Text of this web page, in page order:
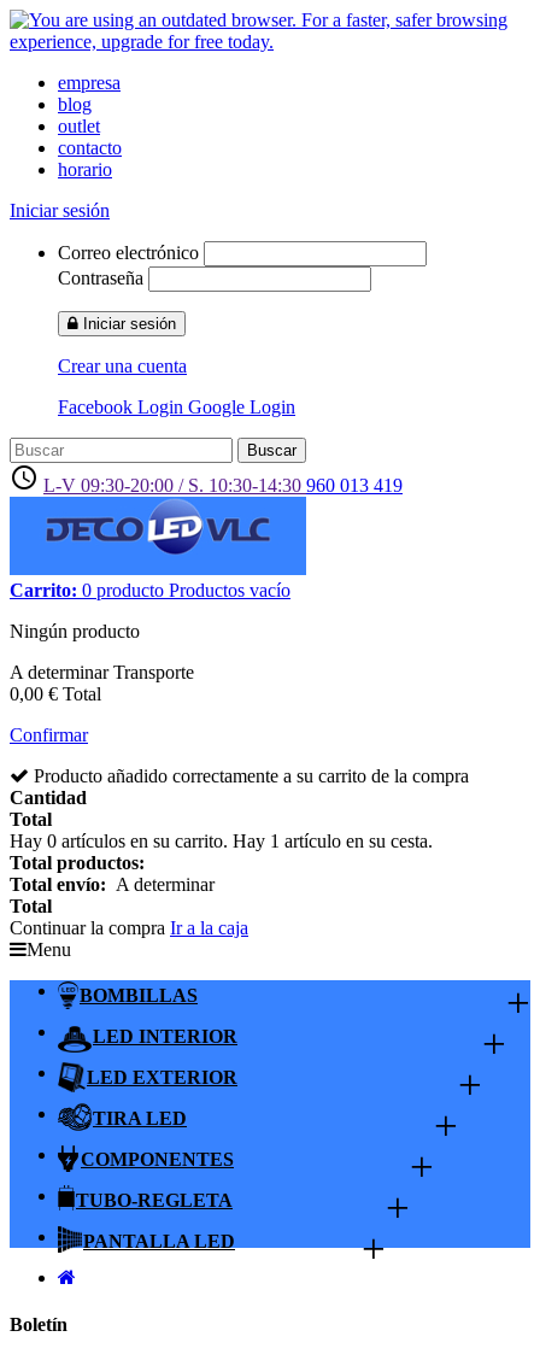
empresa
blog
outlet
contacto
horario
Iniciar sesión
Correo electrónico
Contraseña
Iniciar sesión
Crear una cuenta
Facebook Login Google Login
Buscar
access_time L-V 09:30-20:00 / S. 10:30-14:30 960 013 419
Carrito: 0 producto Productos vacío
Ningún producto
A determinarTransporte
0,00 € Total
Confirmar
Producto añadido correctamente a su carrito de la compra
Cantidad
Total
Hay 0 artículos en su carrito. Hay 1 artículo en su cesta.
Total productos:
Total envío: A determinar
Total
Continuar la compra Ir a la caja
Menu
BOMBILLAS +
LED INTERIOR +
LED EXTERIOR +
TIRA LED +
COMPONENTES +
TUBO-REGLETA +
PANTALLA LED +
Boletín